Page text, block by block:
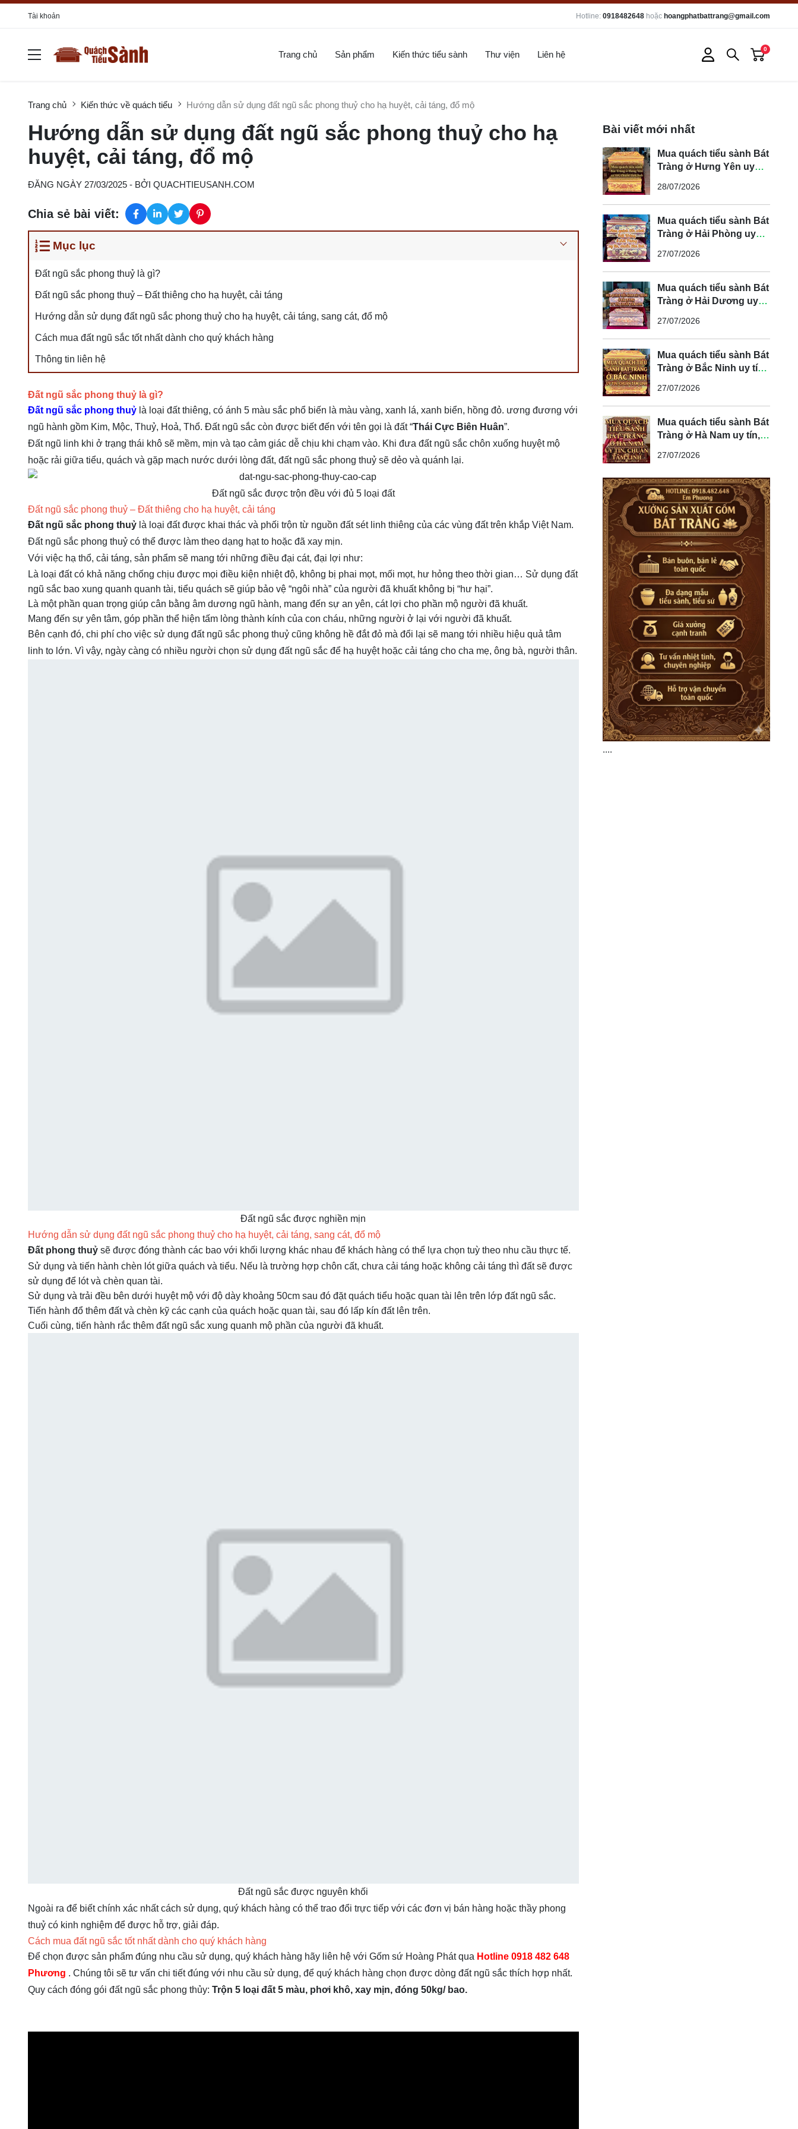
Tài khoản Hotline: 0918482648 hoặc hoangphatbattrang@gmail.com
Trang chủ Sản phẩm Kiến thức tiểu sành Thư viện Liên hệ
0
Trang chủ Kiến thức về quách tiểu Hướng dẫn sử dụng đất ngũ sắc phong thuỷ cho hạ huyệt, cải táng, đổ mộ
Hướng dẫn sử dụng đất ngũ sắc phong thuỷ cho hạ
huyệt, cải táng, đổ mộ
ĐĂNG NGÀY 27/03/2025 - BỞI QUACHTIEUSANH.COM
Chia sẻ bài viết:
Mục lục
Đất ngũ sắc phong thuỷ là gì?
Đất ngũ sắc phong thuỷ – Đất thiêng cho hạ huyệt, cải táng
Hướng dẫn sử dụng đất ngũ sắc phong thuỷ cho hạ huyệt, cải táng, sang cát, đổ mộ
Cách mua đất ngũ sắc tốt nhất dành cho quý khách hàng
Thông tin liên hệ
Đất ngũ sắc phong thuỷ là gì?
Đất ngũ sắc phong thuỷ là loại đất thiêng, có ánh 5 màu sắc phổ biến là màu vàng, xanh lá, xanh biển, hồng đỏ. ương đương với
ngũ hành gồm Kim, Mộc, Thuỷ, Hoả, Thổ. Đất ngũ sắc còn được biết đến với tên gọi là đất “Thái Cực Biên Huân”.
Đất ngũ linh khi ở trạng thái khô sẽ mềm, mịn và tạo cảm giác dễ chịu khi chạm vào. Khi đưa đất ngũ sắc chôn xuống huyệt mộ
hoặc rải giữa tiểu, quách và gặp mạch nước dưới lòng đất, đất ngũ sắc phong thuỷ sẽ dẻo và quánh lại.
Đất ngũ sắc được trộn đều với đủ 5 loại đất
Đất ngũ sắc phong thuỷ – Đất thiêng cho hạ huyệt, cải táng
Đất ngũ sắc phong thuỷ là loại đất được khai thác và phối trộn từ nguồn đất sét linh thiêng của các vùng đất trên khắp Việt Nam.
Đất ngũ sắc phong thuỷ có thể được làm theo dạng hạt to hoặc đã xay mịn.
Với việc hạ thổ, cải táng, sản phẩm sẽ mang tới những điều đại cát, đại lợi như:
Là loại đất có khả năng chống chịu được mọi điều kiện nhiệt độ, không bị phai mọt, mối mọt, hư hỏng theo thời gian… Sử dụng đất
ngũ sắc bao xung quanh quanh tài, tiểu quách sẽ giúp bảo vệ “ngôi nhà” của người đã khuất không bị “hư hại”.
Là một phần quan trọng giúp cân bằng âm dương ngũ hành, mang đến sự an yên, cát lợi cho phần mộ người đã khuất.
Mang đến sự yên tâm, góp phần thể hiện tấm lòng thành kính của con cháu, những người ở lại với người đã khuất.
Bên cạnh đó, chi phí cho việc sử dụng đất ngũ sắc phong thuỷ cũng không hề đắt đỏ mà đổi lại sẽ mang tới nhiều hiệu quả tâm
linh to lớn. Vì vậy, ngày càng có nhiều người chọn sử dụng đất ngũ sắc để hạ huyệt hoặc cải táng cho cha mẹ, ông bà, người thân.
Đất ngũ sắc được nghiền mịn
Hướng dẫn sử dụng đất ngũ sắc phong thuỷ cho hạ huyệt, cải táng, sang cát, đổ mộ
Đất phong thuỷ sẽ được đóng thành các bao với khối lượng khác nhau để khách hàng có thể lựa chọn tuỳ theo nhu cầu thực tế.
Sử dụng và tiến hành chèn lót giữa quách và tiểu. Nếu là trường hợp chôn cất, chưa cải táng hoặc không cải táng thì đất sẽ được
sử dụng để lót và chèn quan tài.
Sử dụng và trải đều bên dưới huyệt mộ với độ dày khoảng 50cm sau đó đặt quách tiểu hoặc quan tài lên trên lớp đất ngũ sắc.
Tiến hành đổ thêm đất và chèn kỹ các cạnh của quách hoặc quan tài, sau đó lấp kín đất lên trên.
Cuối cùng, tiến hành rắc thêm đất ngũ sắc xung quanh mộ phần của người đã khuất.
Đất ngũ sắc được nguyên khối
Ngoài ra để biết chính xác nhất cách sử dụng, quý khách hàng có thể trao đổi trực tiếp với các đơn vị bán hàng hoặc thầy phong
thuỷ có kinh nghiệm để được hỗ trợ, giải đáp.
Cách mua đất ngũ sắc tốt nhất dành cho quý khách hàng
Để chọn được sản phẩm đúng nhu cầu sử dụng, quý khách hàng hãy liên hệ với Gốm sứ Hoàng Phát qua Hotline 0918 482 648
Phương . Chúng tôi sẽ tư vấn chi tiết đúng với nhu cầu sử dụng, để quý khách hàng chọn được dòng đất ngũ sắc thích hợp nhất.
Quy cách đóng gói đất ngũ sắc phong thủy: Trộn 5 loại đất 5 màu, phơi khô, xay mịn, đóng 50kg/ bao.
Bài viết mới nhất
Mua quách tiểu sành Bát
Tràng ở Hưng Yên uy
28/07/2026
Mua quách tiểu sành Bát
Tràng ở Hải Phòng uy
27/07/2026
Mua quách tiểu sành Bát
Tràng ở Hải Dương uy
27/07/2026
Mua quách tiểu sành Bát
Tràng ở Bắc Ninh uy tín,
27/07/2026
Mua quách tiểu sành Bát
Tràng ở Hà Nam uy tín,
27/07/2026
....